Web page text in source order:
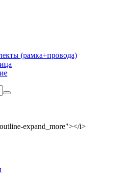
(рамка+провода)
expand_more"></i>